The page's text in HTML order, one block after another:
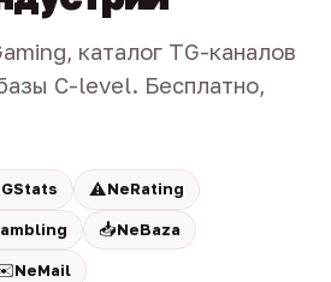
каталог TG-каналов
C-level. Бесплатно,
⚠️NeRating
📥NeBaza
NeMail